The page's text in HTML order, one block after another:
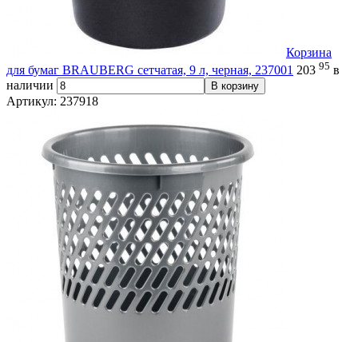
Корзина
для бумаг BRAUBERG сетчатая, 9 л, черная, 237001 203 95 в
наличии
В корзину
Артикул: 237918